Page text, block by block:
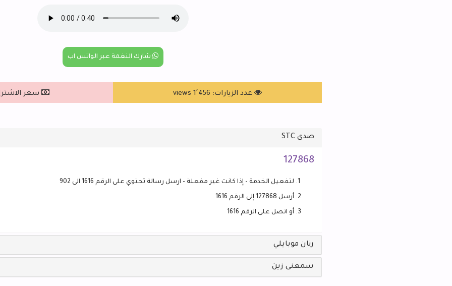
شارك النغمة عبر الواتس اب
عدد الزيارات: 1٬456 views سعر الاشتراك :
صدى STC
127868
لتفعيل الخدمة - إذا كانت غير مفعلة - ارسل رسالة تحتوي على الرقم 1616 الى 902
أرسل 127868 إلى الرقم 1616
أو اتصل على الرقم 1616
رنان موبايلي
سمعنى زين